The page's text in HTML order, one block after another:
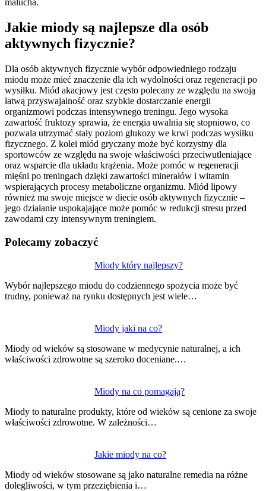
malucha.
Jakie miody są najlepsze dla osób
aktywnych fizycznie?
Dla osób aktywnych fizycznie wybór odpowiedniego rodzaju
miodu może mieć znaczenie dla ich wydolności oraz regeneracji po
wysiłku. Miód akacjowy jest często polecany ze względu na swoją
łatwą przyswajalność oraz szybkie dostarczanie energii
organizmowi podczas intensywnego treningu. Jego wysoka
zawartość fruktozy sprawia, że energia uwalnia się stopniowo, co
pozwala utrzymać stały poziom glukozy we krwi podczas wysiłku
fizycznego. Z kolei miód gryczany może być korzystny dla
sportowców ze względu na swoje właściwości przeciwutleniające
oraz wsparcie dla układu krążenia. Może pomóc w regeneracji
mięśni po treningach dzięki zawartości minerałów i witamin
wspierających procesy metaboliczne organizmu. Miód lipowy
również ma swoje miejsce w diecie osób aktywnych fizycznie –
jego działanie uspokajające może pomóc w redukcji stresu przed
zawodami czy intensywnym treningiem.
Polecamy zobaczyć
Miody który najlepszy?
Wybór najlepszego miodu do codziennego spożycia może być
trudny, ponieważ na rynku dostępnych jest wiele…
Miody jaki na co?
Miody od wieków są stosowane w medycynie naturalnej, a ich
właściwości zdrowotne są szeroko doceniane.…
Miody na co pomagają?
Miody to naturalne produkty, które od wieków są cenione za swoje
właściwości zdrowotne. W zależności…
Jakie miody na co?
Miody od wieków stosowane są jako naturalne remedia na różne
dolegliwości, w tym przeziębienia i…
wpisu